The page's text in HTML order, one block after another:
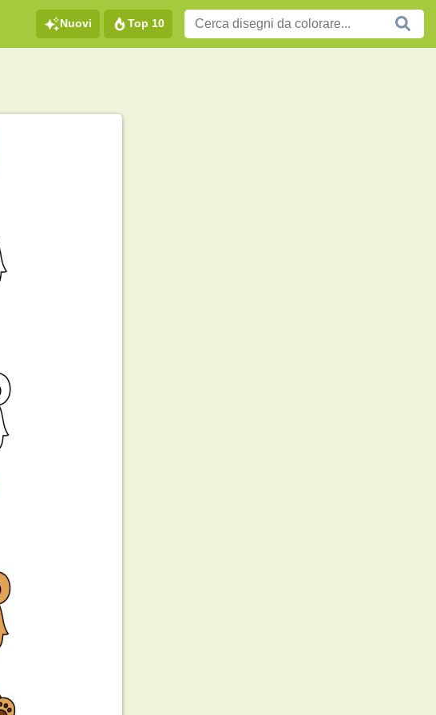
Nuovi Top 10